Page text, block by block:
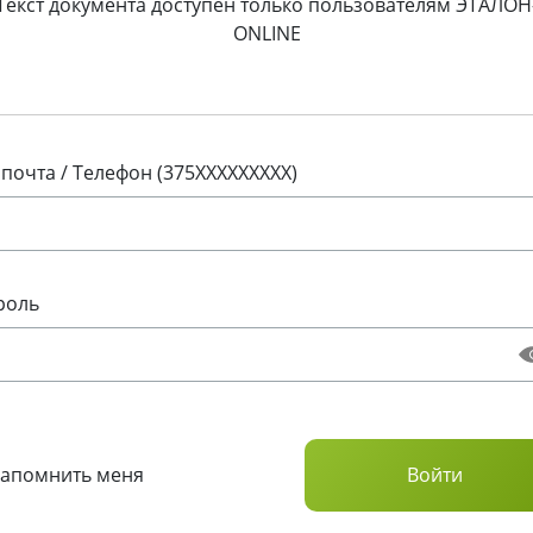
ONLINE
/ Телефон (375XXXXXXXXX)
меня